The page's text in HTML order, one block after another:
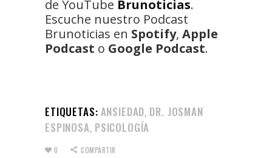
de YouTube Brunoticias.
Escuche nuestro Podcast
Brunoticias en Spotify, Apple
Podcast o Google Podcast.
ETIQUETAS: ANSIEDAD, DR. JOSMAN
ESPINOSA, PSICOLOGÍA
0 COMPARTIR